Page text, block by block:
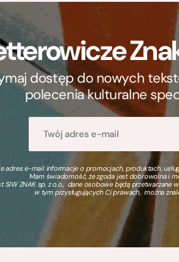
dostęp do nowych
polecenia kulturalne
adres e-mail informacje o promocjach, produktach,
Mam świadomość, że zgoda jest dobrowolna i
ZNAK sp. z o.o., dane osobowe będą przetwarzane
w tym przysługujących Ci prawach, można